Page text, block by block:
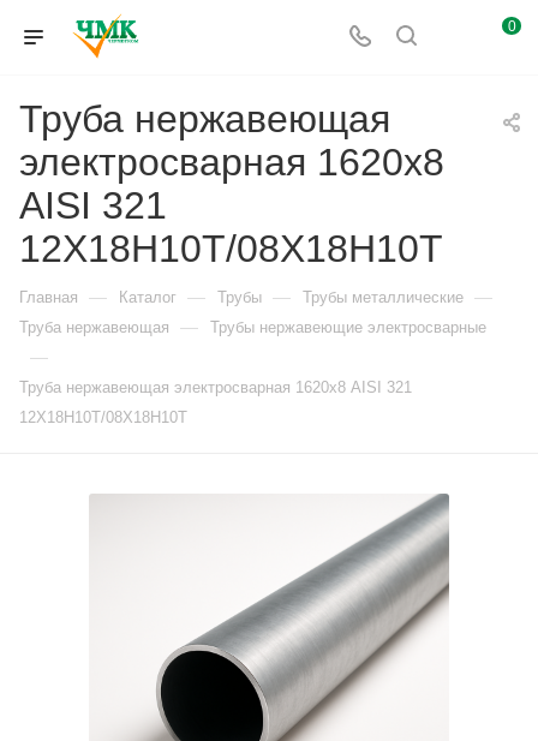
0
Труба нержавеющая
электросварная 1620х8
AISI 321
12Х18Н10Т/08Х18Н10Т
Главная — Каталог — Трубы — Трубы металлические —
Труба нержавеющая — Трубы нержавеющие электросварные
—
Труба нержавеющая электросварная 1620х8 AISI 321
12Х18Н10Т/08Х18Н10Т